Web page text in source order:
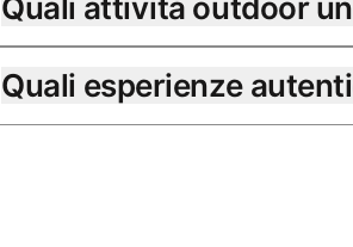
Quali attività outdoor
Quali esperienze